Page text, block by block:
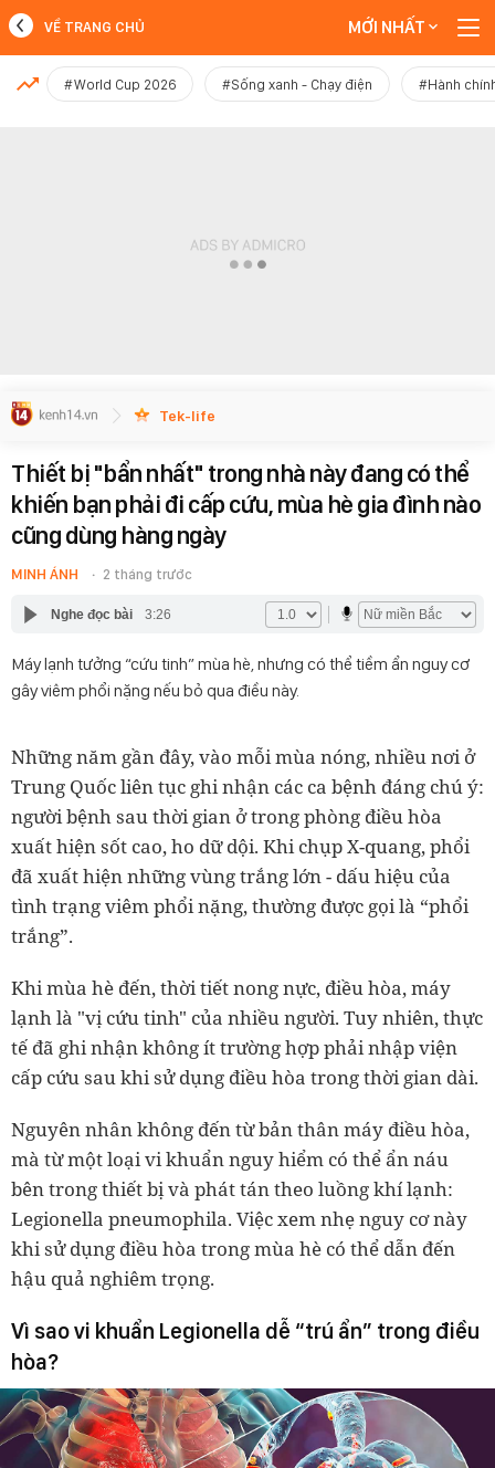
MỚI NHẤT
VỀ TRANG CHỦ MỚI NHẤT
#World Cup 2026 #Sống xanh - Chạy điện #Hành
Tek-life
Thiết bị "bẩn nhất" trong nhà này đang có thể
khiến bạn phải đi cấp cứu, mùa hè gia đình nào
cũng dùng hàng ngày
MINH ÁNH 2 tháng trước
Nghe đọc bài 3:26
Máy lạnh tưởng “cứu tinh” mùa hè, nhưng có thể tiềm ẩn nguy cơ
gây viêm phổi nặng nếu bỏ qua điều này.
Những năm gần đây, vào mỗi mùa nóng, nhiều nơi ở
Trung Quốc liên tục ghi nhận các ca bệnh đáng chú ý:
người bệnh sau thời gian ở trong phòng điều hòa
xuất hiện sốt cao, ho dữ dội. Khi chụp X-quang, phổi
đã xuất hiện những vùng trắng lớn - dấu hiệu của
tình trạng viêm phổi nặng, thường được gọi là “phổi
trắng”.
Khi mùa hè đến, thời tiết nong nực, điều hòa, máy
lạnh là "vị cứu tinh" của nhiều người. Tuy nhiên, thực
tế đã ghi nhận không ít trường hợp phải nhập viện
cấp cứu sau khi sử dụng điều hòa trong thời gian dài.
Nguyên nhân không đến từ bản thân máy điều hòa,
mà từ một loại vi khuẩn nguy hiểm có thể ẩn náu
bên trong thiết bị và phát tán theo luồng khí lạnh:
Legionella pneumophila. Việc xem nhẹ nguy cơ này
khi sử dụng điều hòa trong mùa hè có thể dẫn đến
hậu quả nghiêm trọng.
Vì sao vi khuẩn Legionella dễ “trú ẩn” trong điều
hòa?